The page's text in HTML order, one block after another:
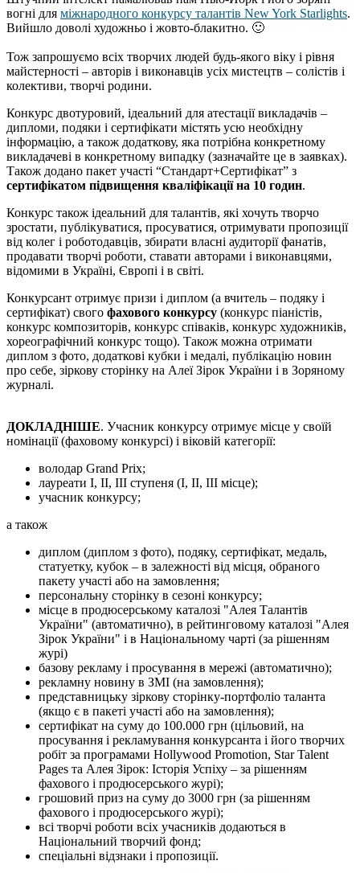
вогні для міжнародного конкурсу талантів New York Starlights.
Вийшло доволі художньо і жовто-блакитно. 🙂
Тож запрошуємо всіх творчих людей будь-якого віку і рівня
майстерності – авторів і виконавців усіх мистецтв – солістів і
колективи, творчі родини.
Конкурс двотуровий, ідеальний для атестації викладачів –
дипломи, подяки і сертифікати містять усю необхідну
інформацію, а також додаткову, яка потрібна конкретному
викладачеві в конкретному випадку (зазначайте це в заявках).
Також додано пакет участі “Стандарт+Сертифікат” з
сертифікатом підвищення кваліфікації на 10 годин.
Конкурс також ідеальний для талантів, які хочуть творчо
зростати, публікуватися, просуватися, отримувати пропозиції
від колег і роботодавців, збирати власні аудиторії фанатів,
продавати творчі роботи, ставати авторами і виконавцями,
відомими в Україні, Європі і в світі.
Конкурсант отримує призи і диплом (а вчитель – подяку і
сертифікат) свого фахового конкурсу (конкурс піаністів,
конкурс композиторів, конкурс співаків, конкурс художників,
хореографічний конкурс тощо). Також можна отримати
диплом з фото, додаткові кубки і медалі, публікацію новин
про себе, зіркову сторінку на Алеї Зірок України і в Зоряному
журналі.
ДОКЛАДНІШЕ. Учасник конкурсу отримує місце у своїй
номінації (фаховому конкурсі) і віковій категорії:
володар Grand Prix;
лауреати І, ІІ, ІІІ ступеня (І, ІІ, ІІІ місце);
учасник конкурсу;
а також
диплом (диплом з фото), подяку, сертифікат, медаль,
статуетку, кубок – в залежності від місця, обраного
пакету участі або на замовлення;
персональну сторінку в сезоні конкурсу;
місце в продюсерському каталозі "Алея Талантів
України" (автоматично), в рейтинговому каталозі "Алея
Зірок України" і в Національному чарті (за рішенням
журі)
базову рекламу і просування в мережі (автоматично);
рекламну новину в ЗМІ (на замовлення);
представницьку зіркову сторінку-портфоліо таланта
(якщо є в пакеті участі або на замовлення);
сертифікат на суму до 100.000 грн (цільовий, на
просування і рекламування конкурсанта і його творчих
робіт за програмами Hollywood Promotion, Star Talent
Pages та Алея Зірок: Історія Успіху – за рішенням
фахового і продюсерського журі);
грошовий приз на суму до 3000 грн (за рішенням
фахового і продюсерського журі);
всі творчі роботи всіх учасників додаються в
Національний творчий фонд;
спеціальні відзнаки і пропозиції.